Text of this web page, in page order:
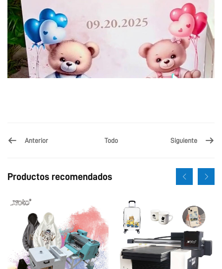
Anterior Todo Siguiente
Productos recomendados